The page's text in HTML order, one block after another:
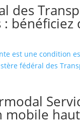
des
est une condition
fédéral des
mobile